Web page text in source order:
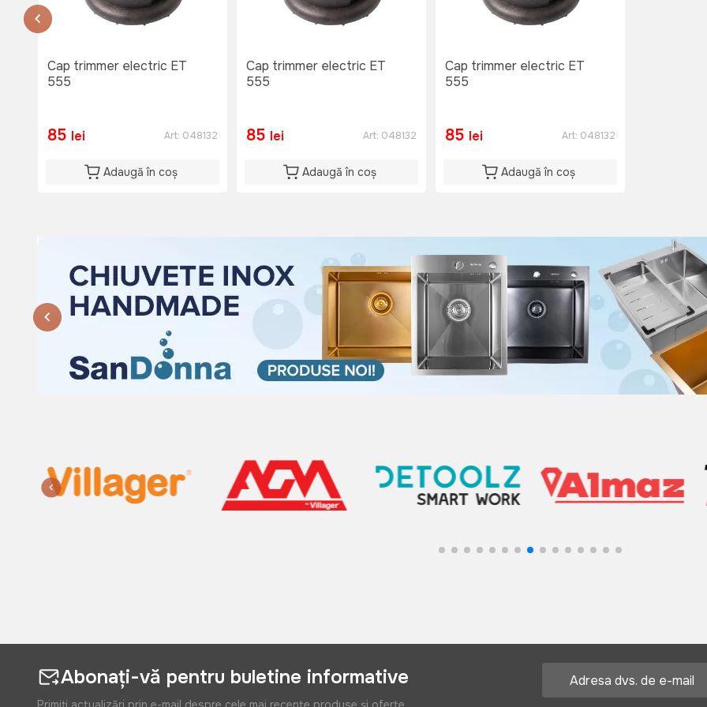
Nu e disponibil
Lu-Vi: 08:00-18:00
Du: 08:00 - 15:00
Cap trimmer electric ET
555
85 lei Art: 048132
Adaugă în coș
Cap trimmer electric ET
555
85 lei Art: 048132
Adaugă în coș
Cap trimmer electric ET
555
85 lei Art: 048132
Adaugă în coș
Abonați-vă pentru buletine informative